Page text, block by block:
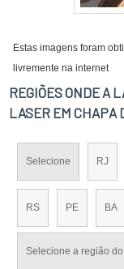
Estas imagens foram
livremente na internet
REGIÕES ONDE A
LASER EM CHAPA
Selecione RJ
RS PE BA
Selecione a região do